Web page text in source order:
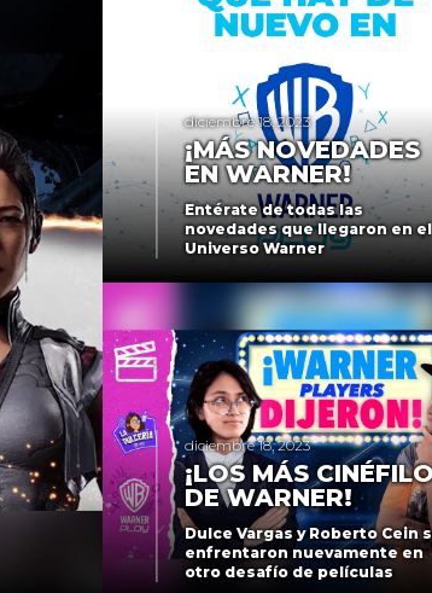
diciembre 18, 2023
¡MÁS NOVEDADES
EN WARNER!
Entérate de todas las
novedades que llegaron en el
Universo Warner
diciembre 18, 2023
¡LOS MÁS
DE WARNER!
Dulce Vargas y Roberto Cein
enfrentaron nuevamente en
otro desafío de películas